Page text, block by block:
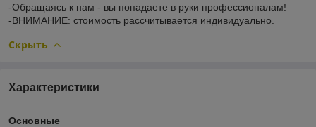
-Обращаясь к нам - вы попадаете в руки профессионалам!
-ВНИМАНИЕ: стоимость рассчитывается индивидуально.
Скрыть
Характеристики
Основные